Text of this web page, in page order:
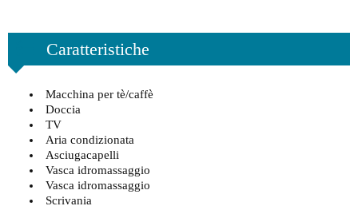
Caratteristiche
Macchina per tè/caffè
Doccia
TV
Aria condizionata
Asciugacapelli
Vasca idromassaggio
Vasca idromassaggio
Scrivania